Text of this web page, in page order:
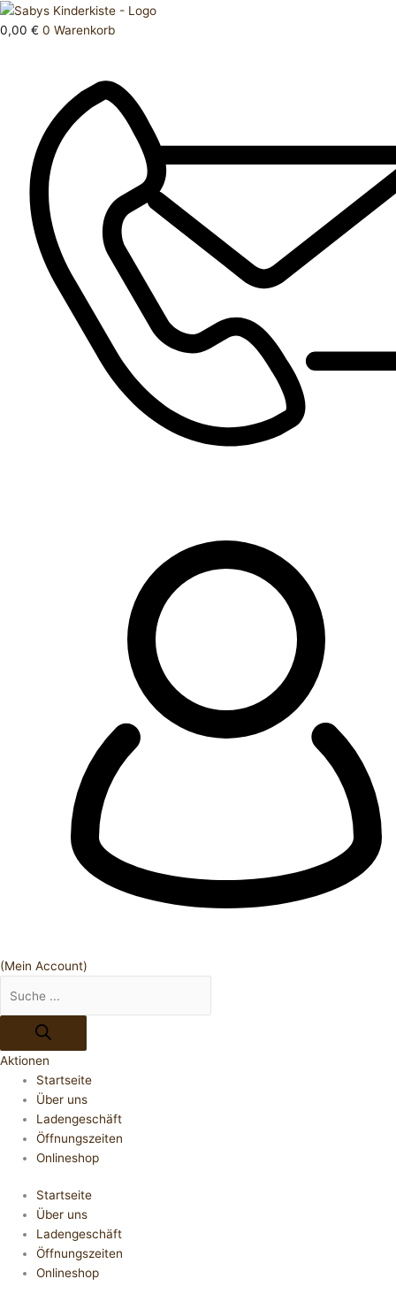
Zum
Inhalt
0,00 € 0 Warenkorb
(Mein Account)
Products
search
Aktionen
Startseite
Über uns
Ladengeschäft
Öffnungszeiten
Onlineshop
Startseite
Über uns
Ladengeschäft
Öffnungszeiten
Onlineshop
Kleid
92